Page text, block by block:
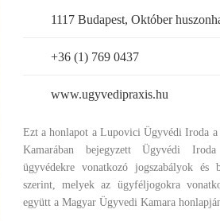
1117 Budapest, Október
+36 (1) 769 0437
www.ugyvedipraxis.hu
Ezt a honlapot a Lupovici Ügyvédi Iroda a
Kamarában bejegyzett Ügyvédi
ügyvédekre vonatkozó jogszabályok és
szerint, melyek az ügyféljogokra
együtt a Magyar Ügyvedi Kamara